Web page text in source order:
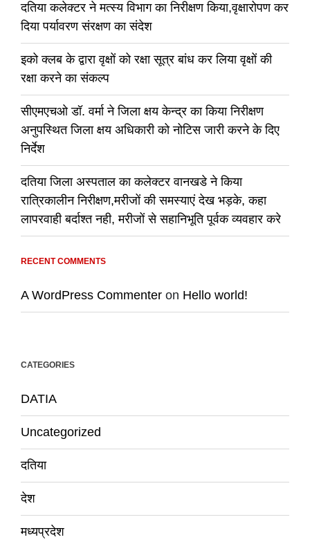
दतिया कलेक्टर ने मत्स्य विभाग का निरीक्षण किया,वृक्षारोपण कर
दिया पर्यावरण संरक्षण का संदेश
इको क्लब के द्वारा वृक्षों को रक्षा सूत्र बांध कर लिया वृक्षों की
रक्षा करने का संकल्प
सीएमएचओ डॉ. वर्मा ने जिला क्षय केन्द्र का किया निरीक्षण
अनुपस्थित जिला क्षय अधिकारी को नोटिस जारी करने के दिए
निर्देश
दतिया जिला अस्पताल का कलेक्टर वानखडे ने किया
रात्रिकालीन निरीक्षण,मरीजों की समस्याएं देख भड़के, कहा
लापरवाही बर्दाश्त नही, मरीजों से सहानिभूति पूर्वक व्यवहार करे
RECENT COMMENTS
A WordPress Commenter on Hello world!
CATEGORIES
DATIA
Uncategorized
दतिया
देश
मध्यप्रदेश